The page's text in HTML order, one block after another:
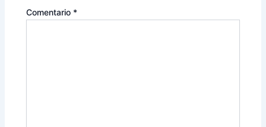
Comentario *